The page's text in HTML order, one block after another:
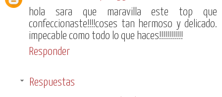
hola sara que maravilla este top que
confeccionaste!!!!coses tan hermoso y delicado.
impecable como todo lo que haces!!!!!!!!!!!!
Responder
Respuestas